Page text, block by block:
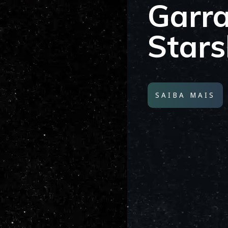
SAIBA MAIS